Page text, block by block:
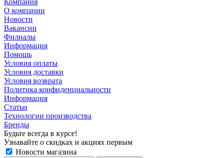
О компании
Новости
Вакансии
Филиалы
Информация
Помощь
Условия оплаты
Условия доставки
Условия возврата
Политика конфиденциальности
Информация
Статьи
Технологии производства
Бренды
Будьте всегда в курсе!
Узнавайте о скидках и акциях первым
Новости магазина